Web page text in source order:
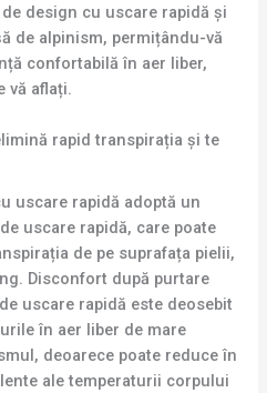
design cu uscare rapidă și
de alpinism, permițându-vă
confortabilă în aer liber,
vă aflați.
rapid transpirația și te
uscare rapidă adoptă un
uscare rapidă, care poate
de pe suprafața pielii,
Disconfort după purtare
uscare rapidă este deosebit
în aer liber de mare
deoarece poate reduce în
ale temperaturii corpului